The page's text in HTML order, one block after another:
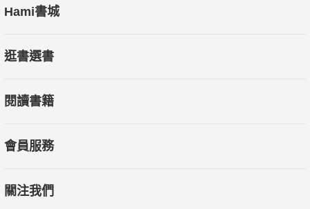
本章強調行動的重要性，它是所有成功的源頭。書中鼓勵讀者積
動，創造屬於自己的奇蹟，並且在恐懼中行走，挑戰自己的勇
神、夢想堅持、目標導向和逆境反彈為主軸，激勵讀者超越「假
Hami書城
逛書選書
閱讀書籍
會員服務
關注我們